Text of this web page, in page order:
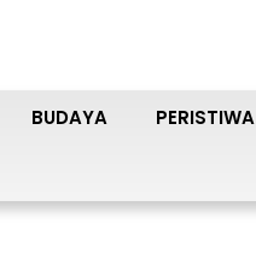
BUDAYA PERISTIWA